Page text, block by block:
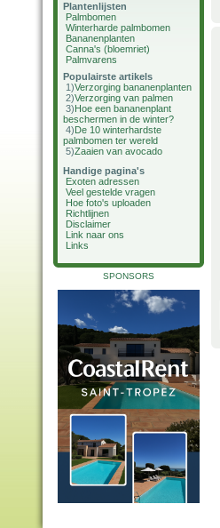
Plantenlijsten
Palmbomen
Winterharde palmbomen
Bananenplanten
Canna's (bloemriet)
Palmvarens
Populairste artikels
1)Verzorging bananenplanten
2)Verzorging van palmen
3)Hoe een bananenplant
beschermen in de winter?
4)De 10 winterhardste
palmbomen ter wereld
5)Zaaien van avocado
Handige pagina's
Exoten adressen
Veel gestelde vragen
Hoe foto's uploaden
Richtlijnen
Disclaimer
Link naar ons
Links
SPONSORS